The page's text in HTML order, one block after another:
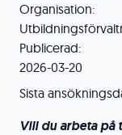
Organisation:
Publicerad:
2026-03-20
Sista
Vill du arbeta på